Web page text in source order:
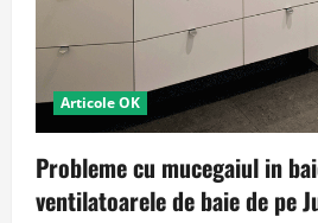
Articole OK
Probleme cu mucegaiul in
ventilatoarele de baie de pe